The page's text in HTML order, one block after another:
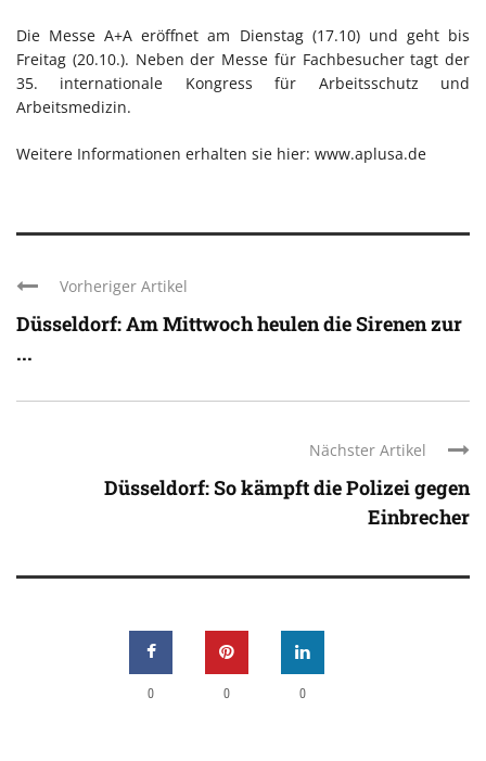
Die Messe A+A eröffnet am Dienstag (17.10) und geht bis
Freitag (20.10.). Neben der Messe für Fachbesucher tagt der
35. internationale Kongress für Arbeitsschutz und
Arbeitsmedizin.
Weitere Informationen erhalten sie hier: www.aplusa.de
Vorheriger Artikel
Düsseldorf: Am Mittwoch heulen die Sirenen zur
...
Nächster Artikel
Düsseldorf: So kämpft die Polizei gegen
Einbrecher
0 0 0